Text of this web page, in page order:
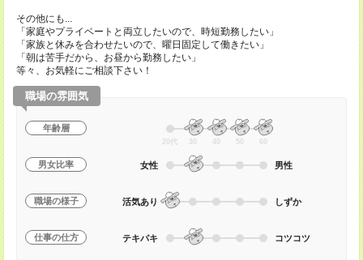
その他にも...
「家庭やプライベートと両立したいので、時短勤務したい」
「家族と休みを合わせたいので、曜日固定して働きたい」
「朝は苦手だから、お昼から勤務したい」
等々、お気軽にご相談下さい！
職場の雰囲気
年齢層
20代 30 40 50 60
男女比率 女性 男性
職場の様子 活気あり しずか
仕事の仕方 テキパキ コツコツ